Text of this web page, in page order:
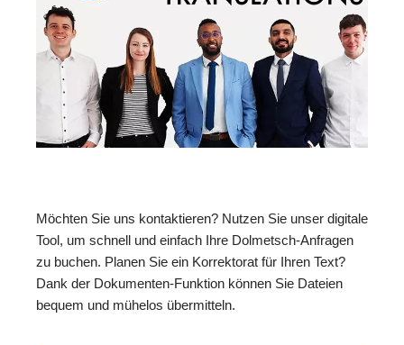
Möchten Sie uns kontaktieren? Nutzen Sie unser digitale
Tool, um schnell und einfach Ihre Dolmetsch-Anfragen
zu buchen. Planen Sie ein Korrektorat für Ihren Text?
Dank der Dokumenten-Funktion können Sie Dateien
bequem und mühelos übermitteln.